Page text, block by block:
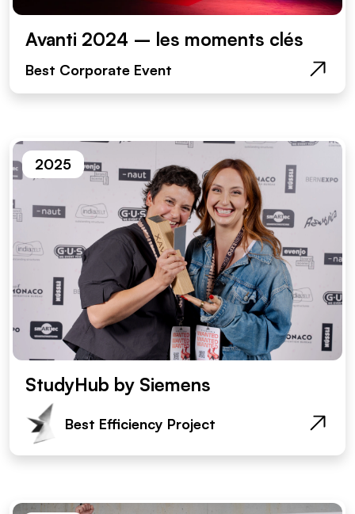
Avanti 2024 – les moments clés
Best Corporate Event
2025
StudyHub by Siemens
Best Efficiency Project